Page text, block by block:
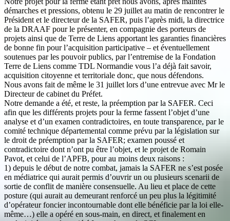
démarches et pressions, obtenu le 29 juillet au matin de rencontrer le
Président et le directeur de la SAFER, puis l’après midi, la directrice
de la DRAAF pour le présenter, en compagnie des porteurs de
projets ainsi que de Terre de Liens apportant les garanties financières
de bonne fin pour l’acquisition participative – et éventuellement
soutenues par les pouvoir publics, par l’entremise de la Fondation
Terre de Liens comme TDL Normandie vous l’a déjà fait savoir,
acquisition citoyenne et territoriale donc, que nous défendons.
Nous avons fait de même le 31 juillet lors d’une entrevue avec Mr le
Directeur de cabinet du Préfet.
Notre demande a été, et reste, la préemption par la SAFER. Ceci
afin que les différents projets pour la ferme fassent l’objet d’une
analyse et d’un examen contradictoires, en toute transparence, par le
comité technique départemental comme prévu par la législation sur
le droit de préemption par la SAFER; examen poussé et
contradictoire dont n’ont pu être l’objet, et le projet de Romain
Pavot, et celui de l’APFB, pour au moins deux raisons :
1) depuis le début de notre combat, jamais la SAFER ne s’est posée
en médiatrice qui aurait permis d’ouvrir un ou plusieurs scenarii de
sortie de conflit de manière consensuelle. Au lieu et place de cette
posture (qui aurait au demeurant renforcé un peu plus la légitimité
d’opérateur foncier incontournable dont elle bénéficie par la loi elle-
même…) elle a opéré en sous-main, en direct, et finalement en